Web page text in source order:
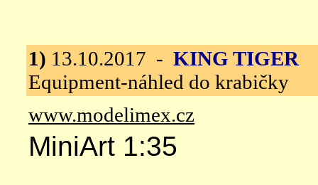
1) 13.10.2017 - KING TIGER
Equipment-náhled do krabičky
www.modelimex.cz
MiniArt 1:35